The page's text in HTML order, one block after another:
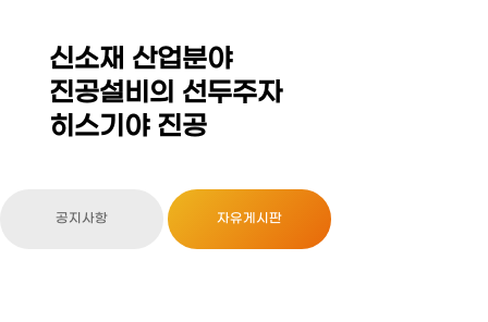
신소재 산업분야
진공설비의 선두주자
히스기야 진공
공지사항 자유게시판